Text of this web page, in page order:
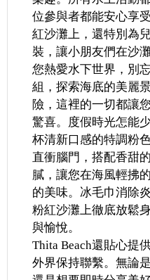
位參與者都能安心享
紅沙灘上，還特別為
裝，讓小朋友們在沙
您熱愛水下世界，別
組，探索海底的美麗
險，這裡的一切都讓
驚喜。度假時光怎能
杯清新口感的特調粉
直衝腦門，搭配香甜
膩，讓您在海風輕拂
的美味。冰毛巾消除
粉紅沙灘上徹底放鬆
與愉悅。
Thita Beach還貼心提
外界保持聯繫。無論